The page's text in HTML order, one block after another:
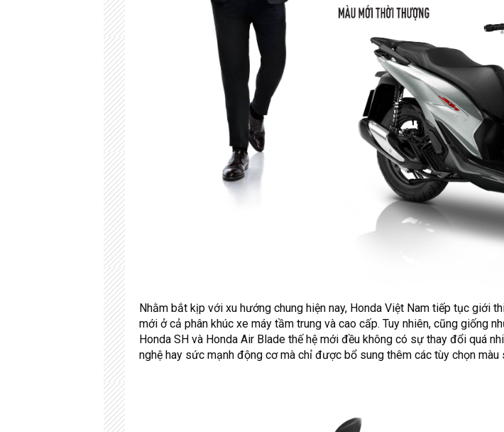
Nhằm bắt kịp với xu hướng chung hiện nay, Honda Việt Nam tiếp tục giới
mới ở cả phân khúc xe máy tầm trung và cao cấp. Tuy nhiên, cũng giống
Honda SH và Honda Air Blade thế hệ mới đều không có sự thay đổi quá
nghệ hay sức mạnh động cơ mà chỉ được bổ sung thêm các tùy chọn màu